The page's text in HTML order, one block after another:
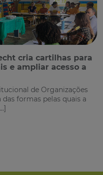
cria cartilhas para
e ampliar acesso a
de Organizações
formas pelas quais a